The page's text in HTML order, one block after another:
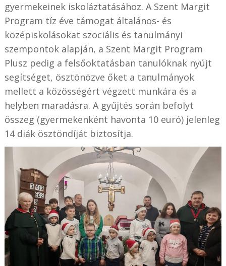
gyermekeinek iskoláztatásához. A Szent Margit
Program tíz éve támogat általános- és
középiskolásokat szociális és tanulmányi
szempontok alapján, a Szent Margit Program
Plusz pedig a felsőoktatásban tanulóknak nyújt
segítséget, ösztönözve őket a tanulmányok
mellett a közösségért végzett munkára és a
helyben maradásra. A gyűjtés során befolyt
összeg (gyermekenként havonta 10 euró) jelenleg
14 diák ösztöndíját biztosítja.